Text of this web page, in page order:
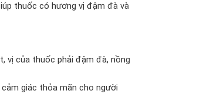
thuốc có hương vị đậm đà và
vị của thuốc phải đậm đà, nồng
giác thỏa mãn cho người